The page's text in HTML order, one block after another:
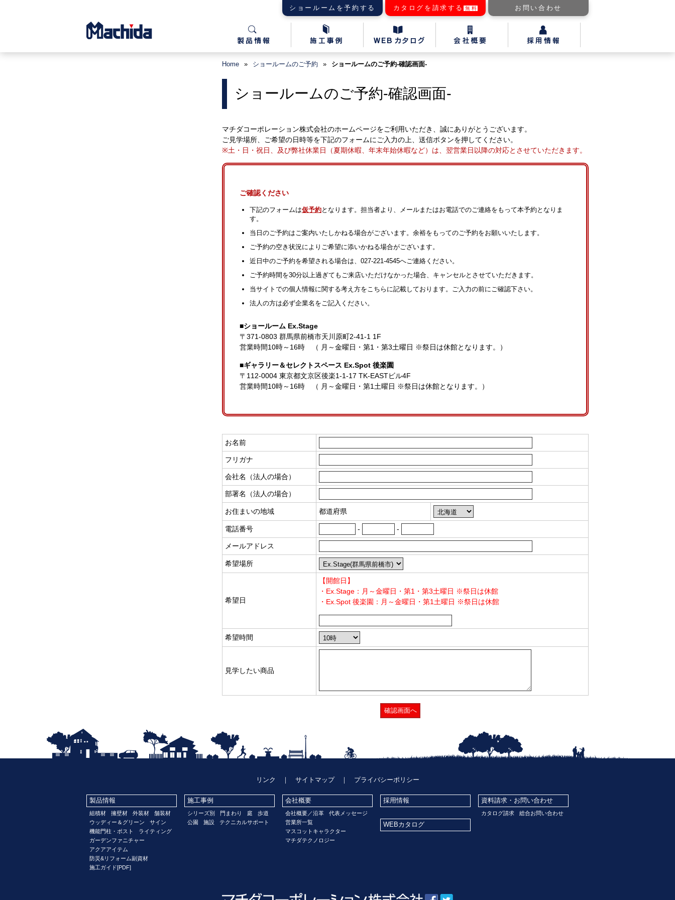
ショールームを予約する カタログを請求する 無料 お問い合わせ
Home » ショールームのご予約 » ショールームのご予約-確認画面-
ショールームのご予約-確認画面-
マチダコーポレーション株式会社のホームページをご利用いただき、誠にありがとうございます。
ご見学場所、ご希望の日時等を下記のフォームにご入力の上、送信ボタンを押してください。
※土・日・祝日、及び弊社休業日（夏期休暇、年末年始休暇など）は、翌営業日以降の対応とさせていただきます。
ご確認ください
下記のフォームは仮予約となります。 担当者より、
メールまたはお電話でのご連絡をもって本予約となりま
す。
当日のご予約はご案内いたしかねる場合がございます。余裕をもってのご予約をお願いいたします。
ご予約の空き状況によりご希望に添いかねる場合がございます。
近日中のご予約を希望される場合は、027-221-4545へご連絡ください。
ご予約時間を30分以上過ぎてもご来店いただけなかった場合、キャンセルとさせていただきます。
当サイトでの個人情報に関する考え方をこちらに記載しております。ご入力の前にご確認下さい。
法人の方は必ず企業名をご記入ください。
■ショールーム Ex.Stage
〒371-0803 群馬県前橋市天川原町2-41-1 1F
営業時間10時～16時 （ 月～金曜日・第1・第3土曜日 ※祭日は休館となります。）
■ギャラリー＆セレクトスペース Ex.Spot 後楽園
〒112-0004 東京都文京区後楽1-1-17 TK-EASTビル4F
営業時間10時～16時 （ 月～金曜日・第1土曜日 ※祭日は休館となります。）
お名前
フリガナ
会社名（法人の場合）
部署名（法人の場合）
お住まいの地域 都道府県
電話番号 - -
メールアドレス
希望場所
希望日
【開館日】
・Ex.Stage：月～金曜日・第1・第3土曜日 ※祭日は休館
・Ex.Spot 後楽園：月～金曜日・第1土曜日 ※祭日は休館
希望時間
見学したい商品
リンク ｜ サイトマップ｜ プライバシーポリシー
製品情報
組積材 擁壁材 外装材
舗装材
ウッディー＆グリーン
サイン
機能門柱・ポスト
ライティング
ガーデンファニチャー
アクアアイテム
防災&リフォーム副資材
施工ガイド[PDF]
施工事例
シリーズ別 門まわり 庭
歩道
公園
施設 テクニカルサポート
会社概要
会社概要／沿革
代表メッセージ
営業所一覧
マスコットキャラクター
マチダテクノロジー
採用情報 資料請求・お問い合わせ
カタログ請求 総合お問い合わせ
WEBカタログ